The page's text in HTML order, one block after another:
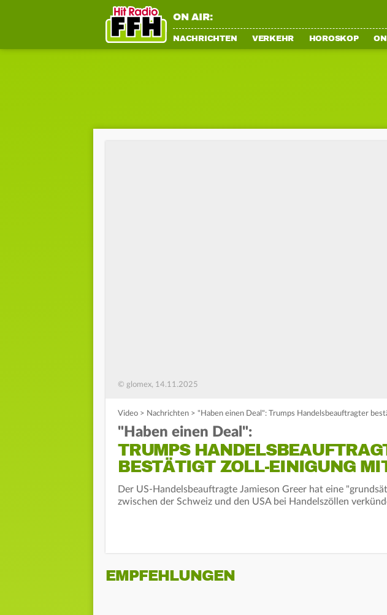
ON AIR:
NACHRICHTEN VERKEHR HOROSKOP
© glomex, 14.11.2025
Video > Nachrichten > "Haben einen Deal": Trumps Handelsbeauftragter
"Haben einen Deal":
TRUMPS
BESTÄTIGT ZOLL-EINIGUNG
Der US-Handelsbeauftragte Jamieson Greer hat eine
zwischen der Schweiz und den USA bei Handelszöllen
EMPFEHLUNGEN